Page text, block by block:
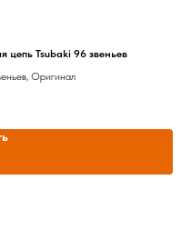
цепь Tsubaki 96 звеньев
Оригинал